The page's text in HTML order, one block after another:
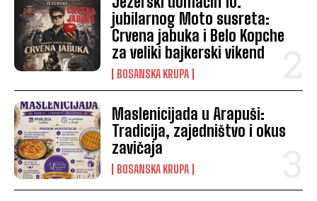
jubilarnog Moto susreta:
Crvena jabuka i Belo Kopche
za veliki bajkerski vikend
BOSANSKA KRUPA
Maslenicijada u Arapuši:
Tradicija, zajedništvo i okus
zavičaja
BOSANSKA KRUPA